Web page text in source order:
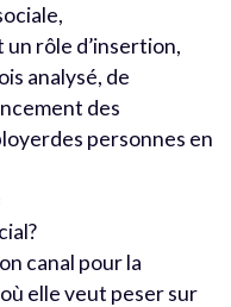
rôle d’insertion,
analysé, de
des
personnes en
canal pour la
elle veut peser sur